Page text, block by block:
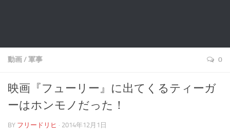
動画/軍事 0
映画『フューリー』に出てくるティーガ
ーはホンモノだった！
BY フリードリヒ · 2014年12月1日